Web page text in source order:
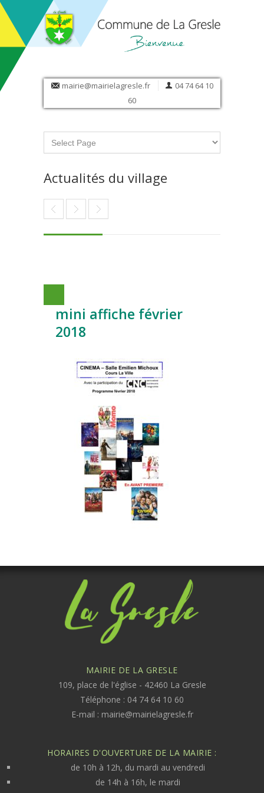
mairie@mairielagresle.fr
04 74 64 10
60
Actualités du village
mini affiche février
2018
MAIRIE DE LA GRESLE
109, place de l'église - 42460 La Gresle
Téléphone : 04 74 64 10 60
E-mail : mairie@mairielagresle.fr
HORAIRES D'OUVERTURE DE LA MAIRIE :
de 10h à 12h, du mardi au vendredi
de 14h à 16h, le mardi